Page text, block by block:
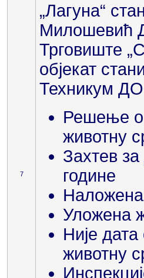
7
„Лагуна“
Милошевић
Трговиште
објекат
Техникум
Решење о
животну
Захтев
године
Наложена
Уложена
Није
животну